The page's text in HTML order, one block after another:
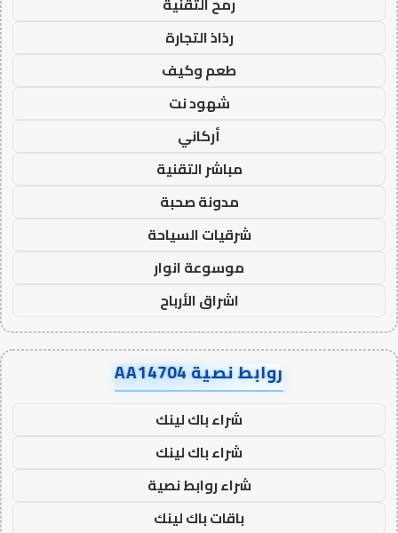
رذاذ التجارة
طعم وكيف
شهود نت
أركاني
مباشر التقنية
مدونة صحبة
شرقيات السياحة
موسوعة انوار
اشراق الأرباح
روابط نصية AA14704
شراء باك لينك
شراء باك لينك
شراء روابط نصية
باقات باك لينك